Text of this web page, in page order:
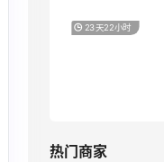
23天22小时
热门商家